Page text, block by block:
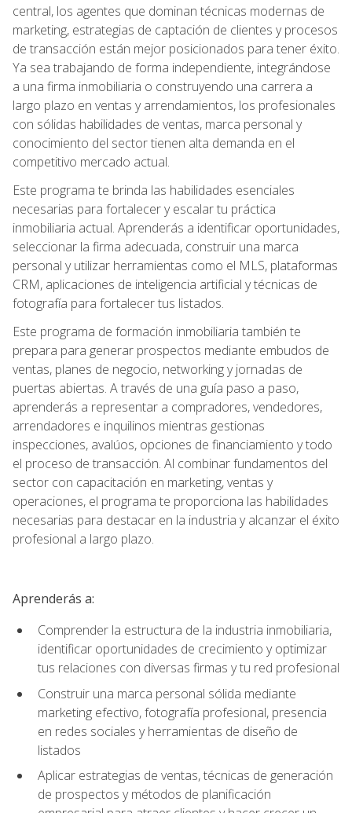
central, los agentes que dominan técnicas modernas de
marketing, estrategias de captación de clientes y procesos
de transacción están mejor posicionados para tener éxito.
Ya sea trabajando de forma independiente, integrándose
a una firma inmobiliaria o construyendo una carrera a
largo plazo en ventas y arrendamientos, los profesionales
con sólidas habilidades de ventas, marca personal y
conocimiento del sector tienen alta demanda en el
competitivo mercado actual.
Este programa te brinda las habilidades esenciales
necesarias para fortalecer y escalar tu práctica
inmobiliaria actual. Aprenderás a identificar oportunidades,
seleccionar la firma adecuada, construir una marca
personal y utilizar herramientas como el MLS, plataformas
CRM, aplicaciones de inteligencia artificial y técnicas de
fotografía para fortalecer tus listados.
Este programa de formación inmobiliaria también te
prepara para generar prospectos mediante embudos de
ventas, planes de negocio, networking y jornadas de
puertas abiertas. A través de una guía paso a paso,
aprenderás a representar a compradores, vendedores,
arrendadores e inquilinos mientras gestionas
inspecciones, avalúos, opciones de financiamiento y todo
el proceso de transacción. Al combinar fundamentos del
sector con capacitación en marketing, ventas y
operaciones, el programa te proporciona las habilidades
necesarias para destacar en la industria y alcanzar el éxito
profesional a largo plazo.
Aprenderás a:
Comprender la estructura de la industria inmobiliaria,
identificar oportunidades de crecimiento y optimizar
tus relaciones con diversas firmas y tu red profesional
Construir una marca personal sólida mediante
marketing efectivo, fotografía profesional, presencia
en redes sociales y herramientas de diseño de
listados
Aplicar estrategias de ventas, técnicas de generación
de prospectos y métodos de planificación